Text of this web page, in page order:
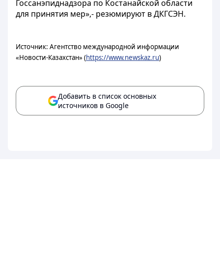
Госсанэпиднадзора по Костанайской области
для принятия мер»,- резюмируют в ДКГСЭН.
Источник: Агентство международной информации
«Новости-Казахстан» (https://www.newskaz.ru)
Добавить в список основных
источников в Google